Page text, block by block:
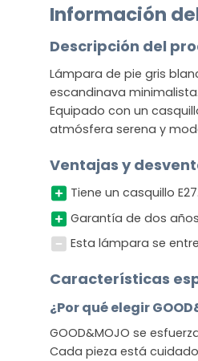
Información
Descripción del
Lámpara de pie gris
escandinava
Equipado con un
atmósfera serena y
Ventajas y
Tiene un casquillo E27.
Garantía de dos
Esta lámpara se
Características
¿Por qué elegir
GOOD&MOJO se
Cada pieza está